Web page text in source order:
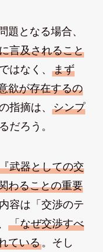
題となる場合、
言及されること
はなく、
まず
欲が存在するの
指摘は、
シンプ
だろう。
武器としての交
わることの重要
容は「交渉のテ
「なぜ交渉すべ
ている。そし